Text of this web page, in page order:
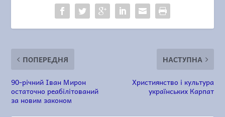
ПОПЕРЕДНЯ
90-річний Іван Мирон
остаточно реабілітований
за новим законом
НАСТУПНА
Християнство і культура
українських Карпат